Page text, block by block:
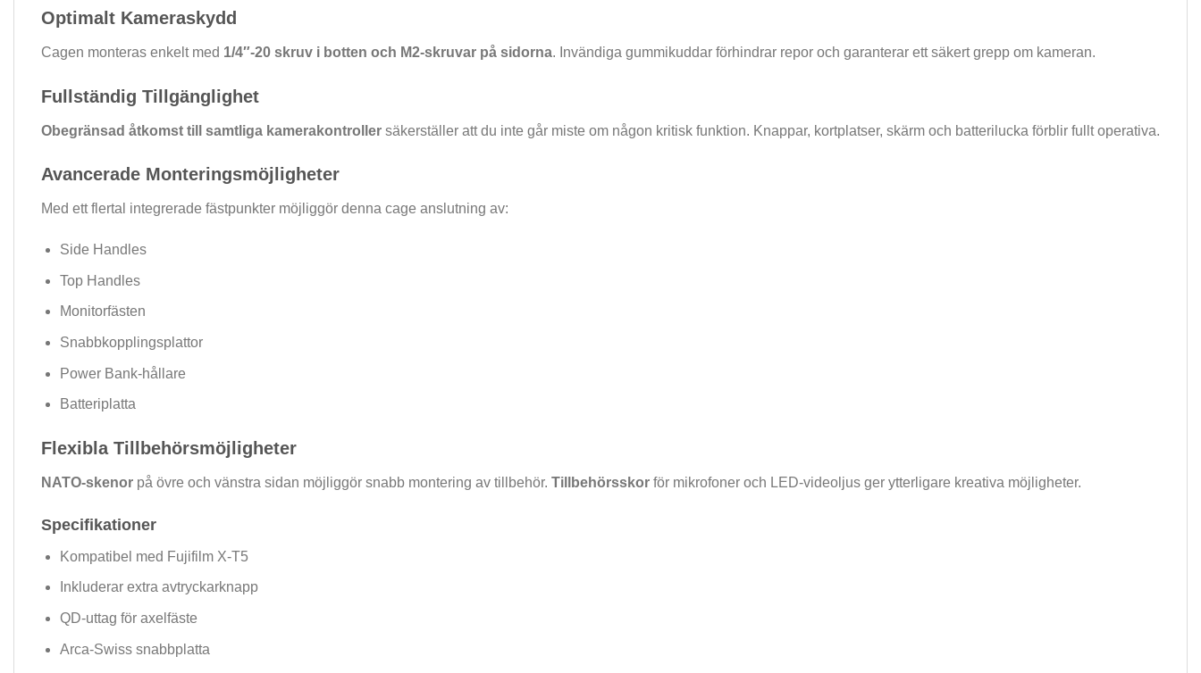
Optimalt Kameraskydd
Cagen monteras enkelt med 1/4″-20 skruv i botten och M2-skruvar på sidorna. Invändiga gummikuddar förhindrar repor och garanterar ett säkert grepp om kameran.
Fullständig Tillgänglighet
Obegränsad åtkomst till samtliga kamerakontroller säkerställer att du inte går miste om någon kritisk funktion. Knappar, kortplatser, skärm och batterilucka förblir fullt operativa.
Avancerade Monteringsmöjligheter
Med ett flertal integrerade fästpunkter möjliggör denna cage anslutning av:
Side Handles
Top Handles
Monitorfästen
Snabbkopplingsplattor
Power Bank-hållare
Batteriplatta
Flexibla Tillbehörsmöjligheter
NATO-skenor på övre och vänstra sidan möjliggör snabb montering av tillbehör. Tillbehörsskor för mikrofoner och LED-videoljus ger ytterligare kreativa möjligheter.
Specifikationer
Kompatibel med Fujifilm X-T5
Inkluderar extra avtryckarknapp
QD-uttag för axelfäste
Arca-Swiss snabbplatta